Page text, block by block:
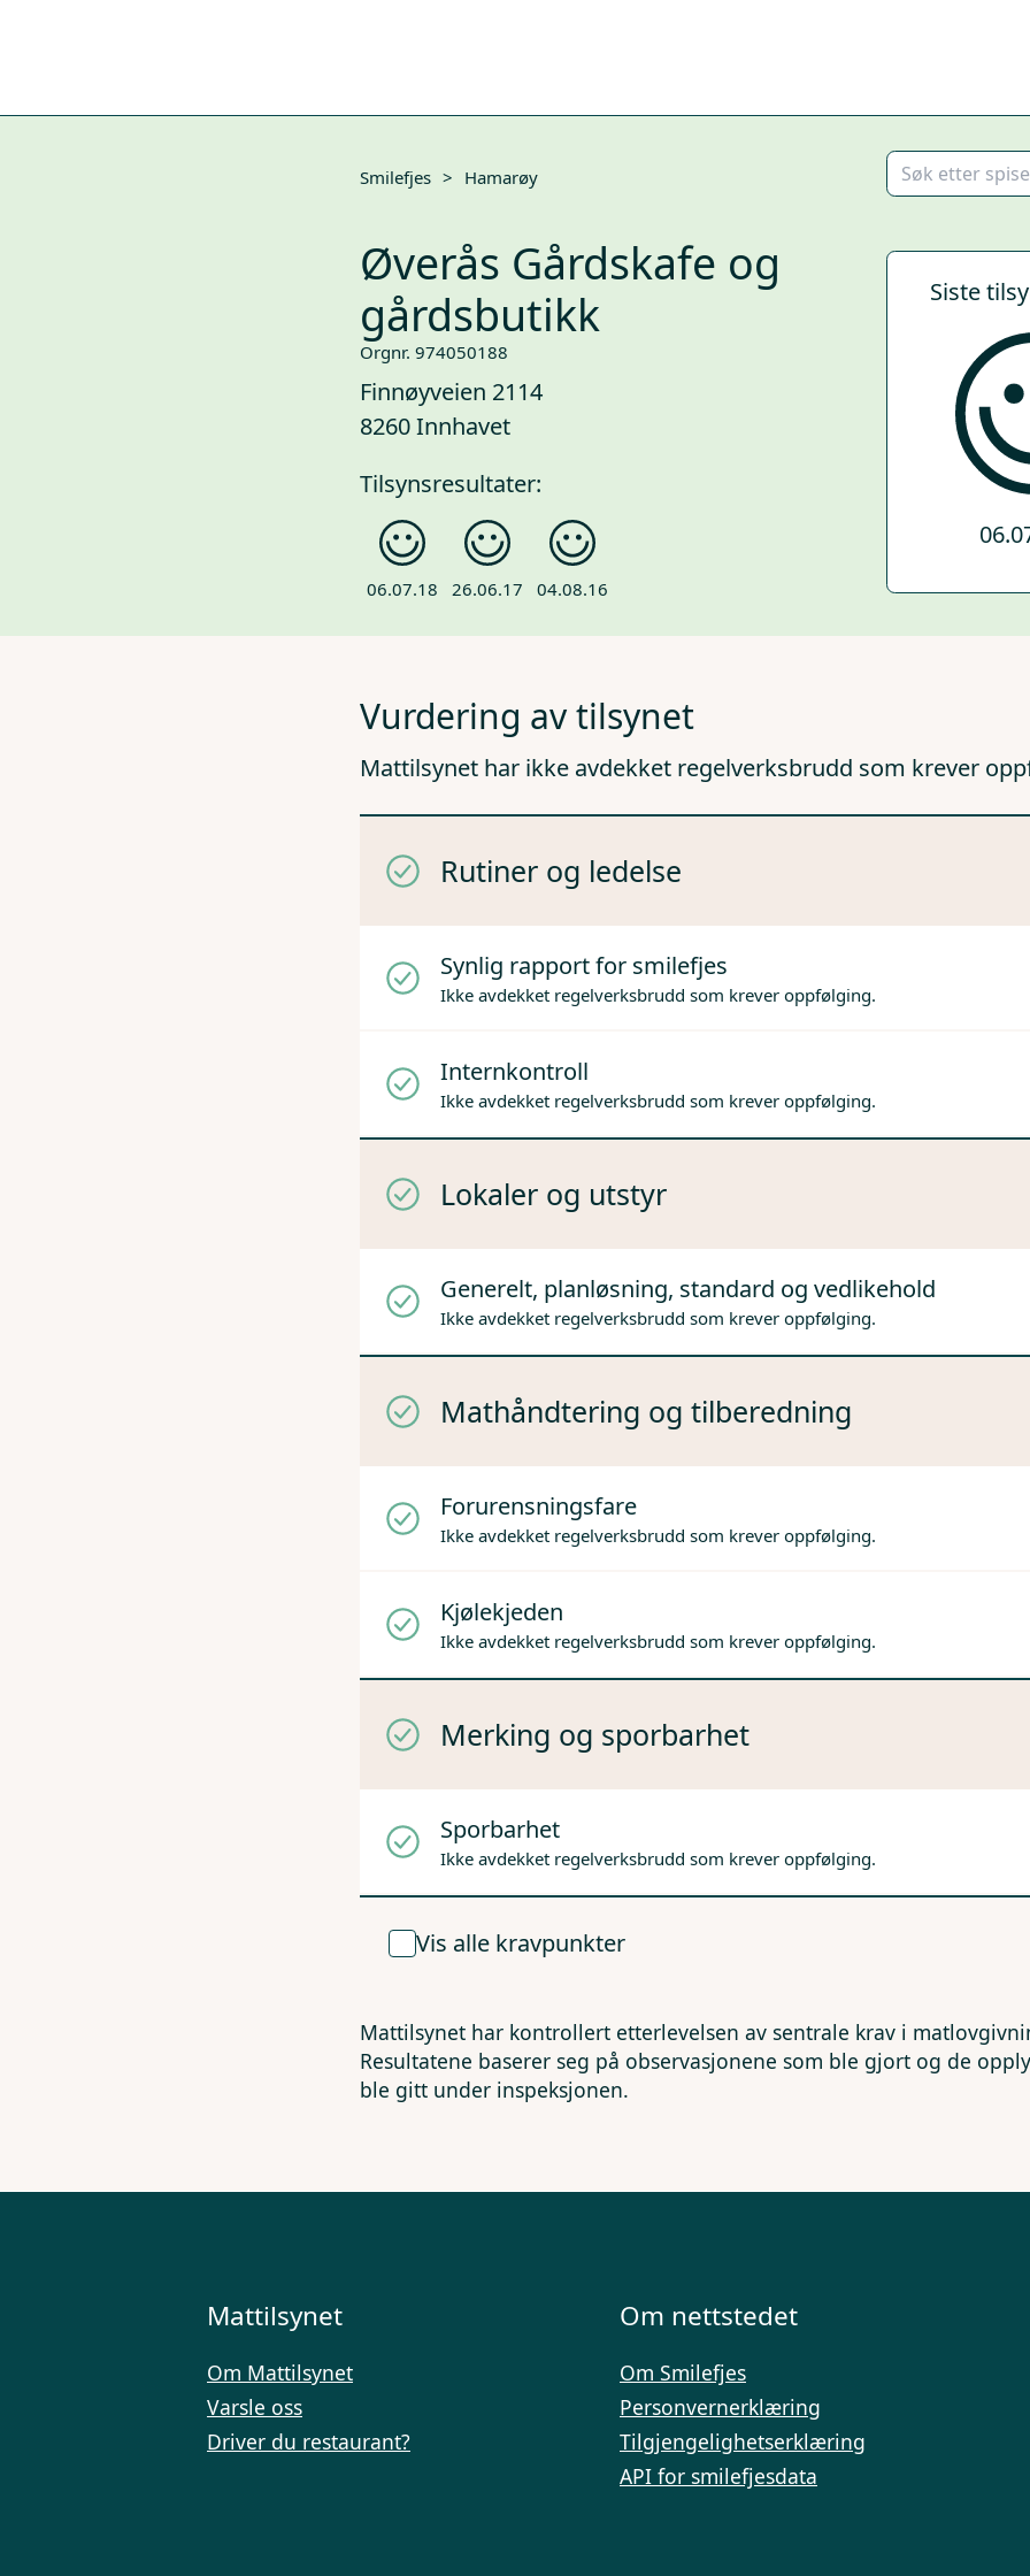
Smilefjes > Hamarøy
Øverås Gårdskafe og
gårdsbutikk
Orgnr. 974050188
Finnøyveien 2114
8260 Innhavet
Tilsynsresultater:
06.07.18 26.06.17 04.08.16
Siste
Vurdering av tilsynet
Mattilsynet har ikke avdekket regelverksbrudd som krever
Rutiner og ledelse
Synlig rapport for smilefjes
Ikke avdekket regelverksbrudd som krever oppfølging.
Internkontroll
Ikke avdekket regelverksbrudd som krever oppfølging.
Lokaler og utstyr
Generelt, planløsning, standard og vedlikehold
Ikke avdekket regelverksbrudd som krever oppfølging.
Mathåndtering og tilberedning
Forurensningsfare
Ikke avdekket regelverksbrudd som krever oppfølging.
Kjølekjeden
Ikke avdekket regelverksbrudd som krever oppfølging.
Merking og sporbarhet
Sporbarhet
Ikke avdekket regelverksbrudd som krever oppfølging.
Vis alle kravpunkter
Mattilsynet har kontrollert etterlevelsen av sentrale krav i
Resultatene baserer seg på observasjonene som ble gjort og de
ble gitt under inspeksjonen.
Mattilsynet
Om Mattilsynet
Varsle oss
Driver du restaurant?
Om nettstedet
Om Smilefjes
Personvernerklæring
Tilgjengelighetserklæring
API for smilefjesdata